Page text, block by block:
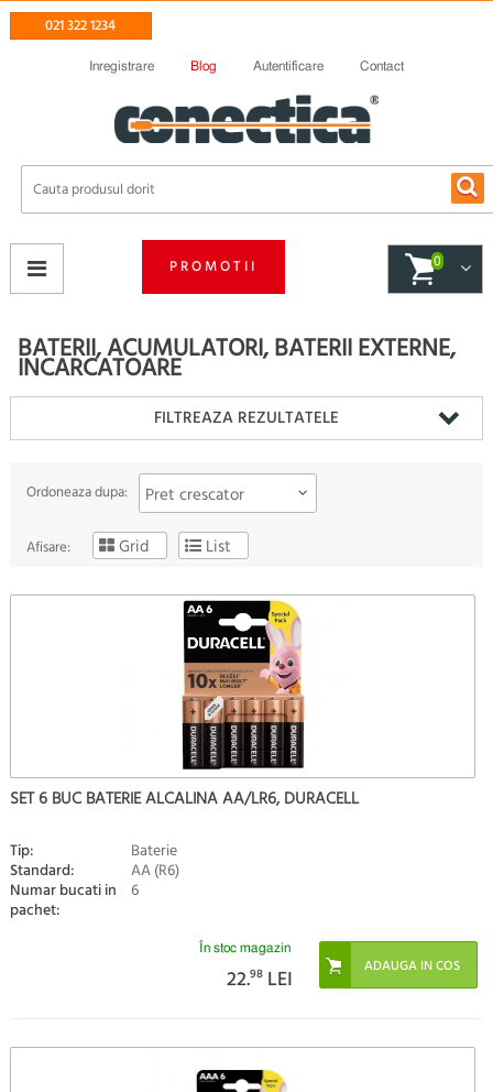
021 322 1234
Inregistrare Blog Autentificare Contact
PROMOTII 0
BATERII, ACUMULATORI, BATERII EXTERNE,
INCARCATOARE
FILTREAZA REZULTATELE
Ordoneaza dupa: Pret crescator
Afisare: Grid List
SET 6 BUC BATERIE ALCALINA AA/LR6, DURACELL
Tip: Baterie
Standard: AA (R6)
Numar bucati in
pachet:
6
În stoc magazin
22.98 LEI